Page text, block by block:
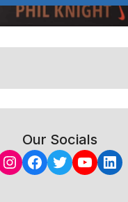
Our Socials
Instagram
Facebook
Twitter